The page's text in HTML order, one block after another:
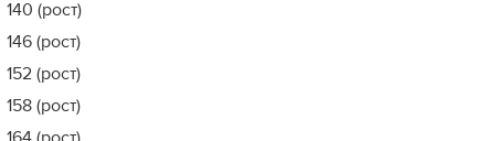
140 (рост)
146 (рост)
152 (рост)
158 (рост)